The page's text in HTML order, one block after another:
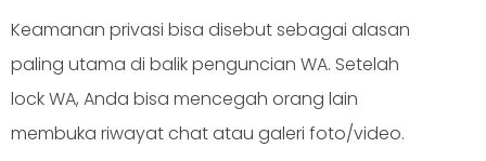
Keamanan privasi bisa disebut sebagai alasan
paling utama di balik penguncian WA. Setelah
lock WA, Anda bisa mencegah orang lain
membuka riwayat chat atau galeri foto/video.